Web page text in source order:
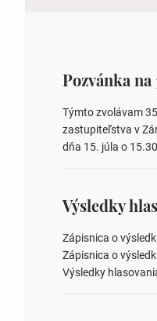
Týmto zvolávam
zastupiteľstva v
dňa 15. júla o
overovateľov
obvodov pre voľby
zastupiteľstiev,
zastupiteľstiev v
obecného
Zápisnica o
Zápisnica o
Výsledky